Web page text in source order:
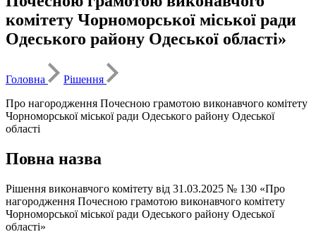
комітету Чорноморської міської ради
Одеського району Одеської області»
Головна
Рішення
Про нагородження Почесною грамотою виконавчого комітету
Чорноморської міської ради Одеського району Одеської
області
Повна назва
Рішення виконавчого комітету від 31.03.2025 № 130 «Про
нагородження Почесною грамотою виконавчого комітету
Чорноморської міської ради Одеського району Одеської
області»